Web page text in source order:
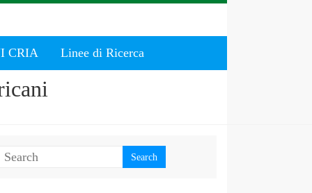
CRIA Linee di Ricerca